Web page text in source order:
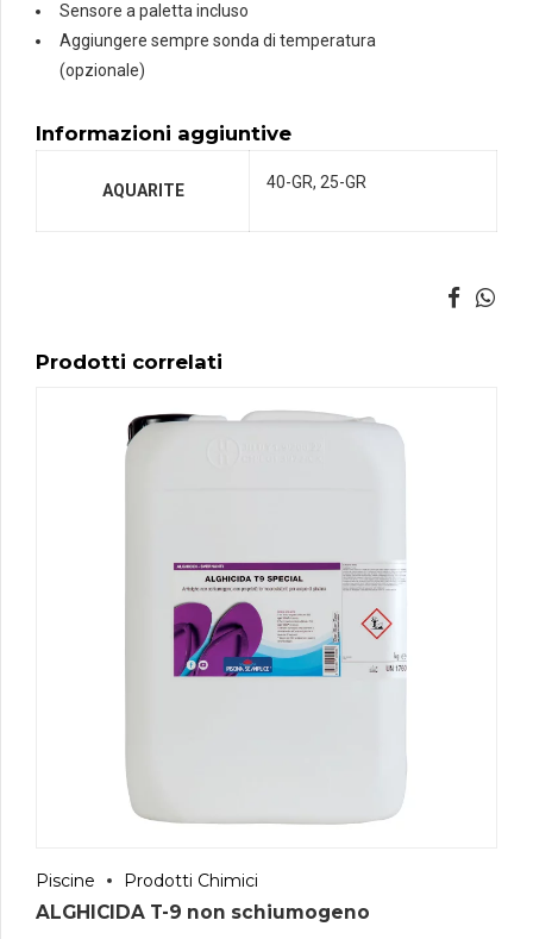
Sensore a paletta incluso
Aggiungere sempre sonda di temperatura
(opzionale)
Informazioni aggiuntive
AQUARITE 40-GR, 25-GR
Prodotti correlati
Piscine Prodotti Chimici
ALGHICIDA T-9 non schiumogeno